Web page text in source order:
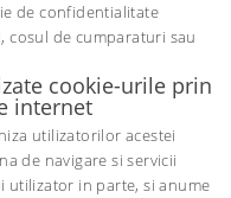
de confidentialitate
de cumparaturi sau
cookie-urile prin
internet
utilizatorilor acestei
de navigare si servicii
utilizator in parte, si anume